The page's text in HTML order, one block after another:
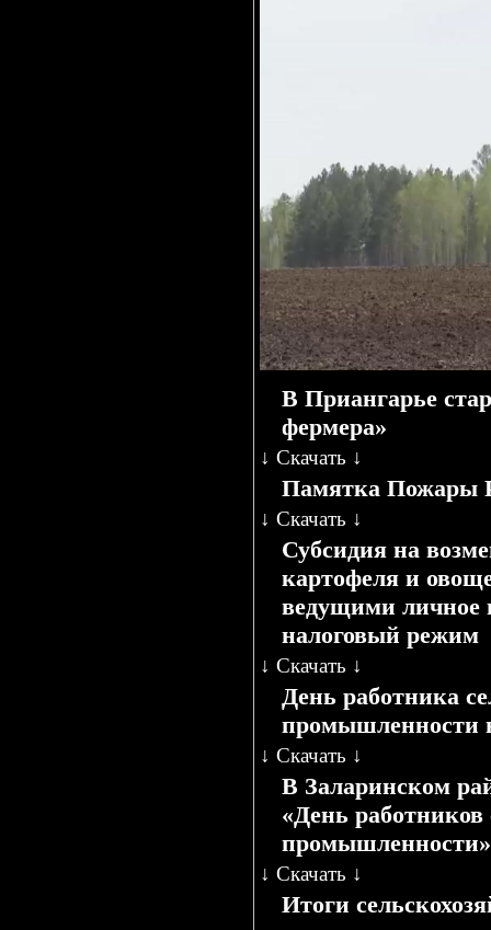
В Приангарье
фермера»
↓ Скачать ↓
Памятка Пожары
↓ Скачать ↓
Субсидия на
картофеля и
ведущими личное
налоговый режим
↓ Скачать ↓
День работника
промышленности
↓ Скачать ↓
В Заларинском
«День
промышленности»
↓ Скачать ↓
Итоги